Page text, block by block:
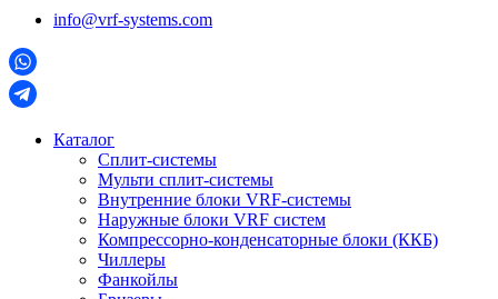
info@vrf-systems.com
Каталог
Сплит-системы
Мульти сплит-системы
Внутренние блоки VRF-cистемы
Наружные блоки VRF cистем
Компрессорно-конденсаторные блоки (ККБ)
Чиллеры
Фанкойлы